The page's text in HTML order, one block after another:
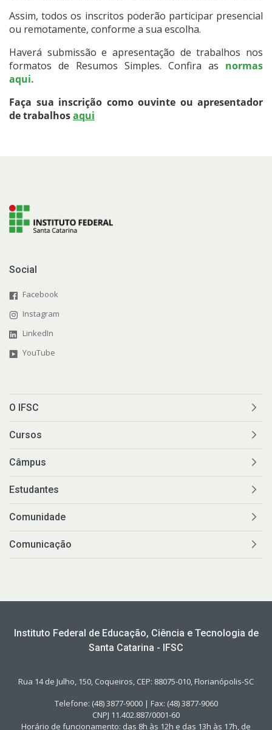
Assim, todos os inscritos poderão participar presencial
ou remotamente, conforme a sua escolha.
Haverá submissão e apresentação de trabalhos nos
formatos de Resumos Simples. Confira as normas
aqui.
Faça sua inscrição como ouvinte ou apresentador
de trabalhosaqui
Social
Facebook
Instagram
LinkedIn
YouTube
O IFSC
Cursos
Câmpus
Estudantes
Comunidade
Comunicação
Instituto Federal de Educação, Ciência e Tecnologia de
Santa Catarina - IFSC
Rua 14 de Julho, 150, Coqueiros, CEP: 88075-010, Florianópolis-SC
Telefone: (48) 3877-9000 | Fax: (48) 3877-9060
CNPJ 11.402.887/0001-60
Horário de funcionamento: das 8h às 12h e das 13h às 17h, de